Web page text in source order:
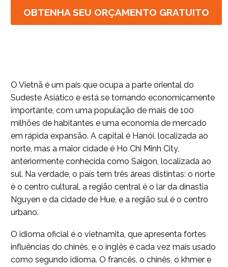
OBTENHA SEU ORÇAMENTO GRATUITO
O Vietnã é um país que ocupa a parte oriental do
Sudeste Asiático e está se tornando economicamente
importante, com uma população de mais de 100
milhões de habitantes e uma economia de mercado
em rápida expansão. A capital é Hanói, localizada ao
norte, mas a maior cidade é Ho Chi Minh City,
anteriormente conhecida como Saigon, localizada ao
sul. Na verdade, o país tem três áreas distintas: o norte
é o centro cultural, a região central é o lar da dinastia
Nguyen e da cidade de Hue, e a região sul é o centro
urbano.
O idioma oficial é o vietnamita, que apresenta fortes
influências do chinês, e o inglês é cada vez mais usado
como segundo idioma. O francês, o chinês, o khmer e